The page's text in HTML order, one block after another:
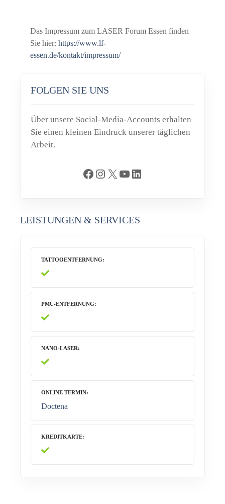
Das Impressum zum LASER Forum Essen finden
Sie hier: https://www.lf-
essen.de/kontakt/impressum/
FOLGEN SIE UNS
Über unsere Social-Media-Accounts erhalten
Sie einen kleinen Eindruck unserer täglichen
Arbeit.
Facebook Instagram X YouTube LinkedIn
LEISTUNGEN & SERVICES
TATTOOENTFERNUNG
PMU-ENTFERNUNG
NANO-LASER
ONLINE TERMIN
Doctena
KREDITKARTE